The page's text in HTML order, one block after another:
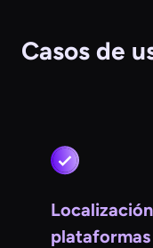
Casos de